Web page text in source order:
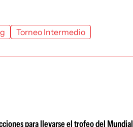
Torneo Intermedio
para llevarse el trofeo del Mundial